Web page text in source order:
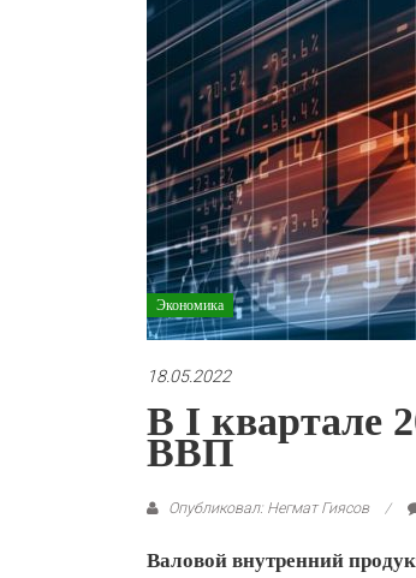
Экономика
18.05.2022
В I квартале
ВВП
Опубликовал: Негмат Гиясов
Валовой внутренний